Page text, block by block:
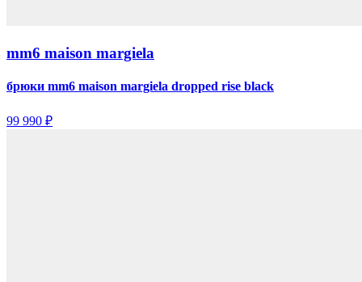
mm6 maison margiela
брюки mm6 maison margiela dropped rise black
99 990 ₽